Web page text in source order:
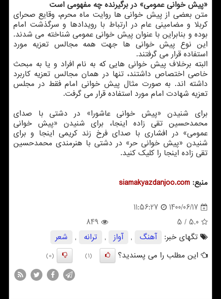
«پیش خوانی عمومی» در برگیرنده چه مفهومی است
متن بعضی از پیش خوانی ها روایت ماه محرم، وقایع صحرای
کربلا و مضامینی عام در ارتباط با رویدادها و سرگذشت امام
بوده و بنابراین با عنوان پیش خوانی عمومی شناخته می شدند.
این نوع پیش خوانی ها جهت همه مجالس تعزیه مورد
استفاده قرار می گرفتند.
البته برخلاف پیش خوانی هایی که به نام افراد و یا به مبحث
خاصی اختصاص داشتند، تنها در همان مجالس تعزیه کاربرد
داشته اند. به صورت مثال پیش خوانی امام فقط در مجلس
تعزیه شهادت امام مورد استفاده قرار می گرفت.
برای شنیدن «پیش خوانی عاشورا» در دشتی با صدای
محمدحسین تقی زاده اینجا، برای شنیدن «پیش خوانی
عمومی» در افشاری با صدای فرخ زند کریمی اینجا و برای
شنیدن «پیش خوانی حر» در دشتی با هنرمندی محمدحسین
تقی زاده اینجا را کلیک کنید.
منبع: siamakyazdanjoo.com
1400/06/17
11:56:27
5.0
/ 5
849
تگهای خبر:
آهنگ , آواز , ترانه ,
شعر
این مطلب را می پسندید؟
(1)
(0)